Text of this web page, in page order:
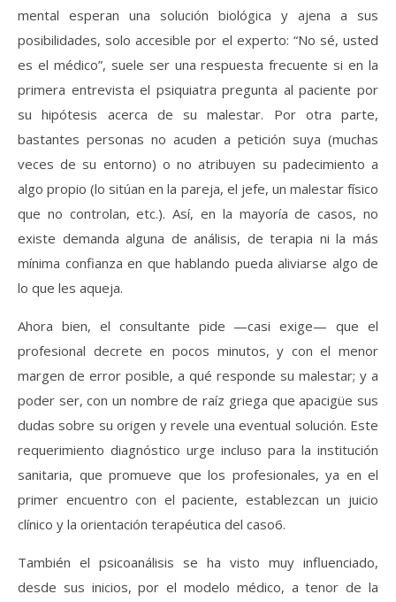
mental esperan una solución biológica y ajena a sus
posibilidades, solo accesible por el experto: “No sé, usted
es el médico”, suele ser una respuesta frecuente si en la
primera entrevista el psiquiatra pregunta al paciente por
su hipótesis acerca de su malestar. Por otra parte,
bastantes personas no acuden a petición suya (muchas
veces de su entorno) o no atribuyen su padecimiento a
algo propio (lo sitúan en la pareja, el jefe, un malestar físico
que no controlan, etc.). Así, en la mayoría de casos, no
existe demanda alguna de análisis, de terapia ni la más
mínima confianza en que hablando pueda aliviarse algo de
lo que les aqueja.
Ahora bien, el consultante pide —casi exige— que el
profesional decrete en pocos minutos, y con el menor
margen de error posible, a qué responde su malestar; y a
poder ser, con un nombre de raíz griega que apacigüe sus
dudas sobre su origen y revele una eventual solución. Este
requerimiento diagnóstico urge incluso para la institución
sanitaria, que promueve que los profesionales, ya en el
primer encuentro con el paciente, establezcan un juicio
clínico y la orientación terapéutica del caso6.
También el psicoanálisis se ha visto muy influenciado,
desde sus inicios, por el modelo médico, a tenor de la